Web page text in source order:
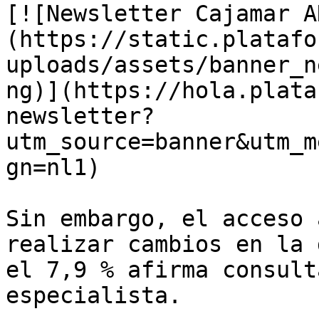
[![Newsletter Cajamar
(https://
uploads/assets/
ng)](https://
newsletter?
gn=nl1)
Sin embargo, el
realizar cambios en
el 7,9 % afirma
especialista.